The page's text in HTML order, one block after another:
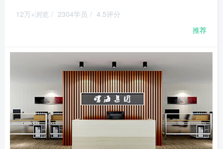
12万+浏览 / 2304学员 / 4.5评分
推荐